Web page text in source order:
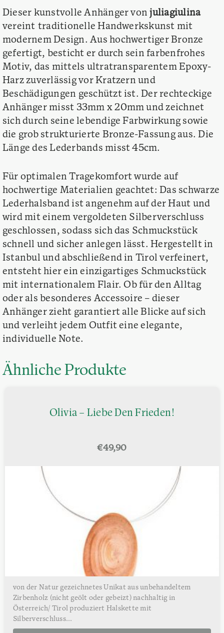
Dieser kunstvolle Anhänger vonjuliagiulina
vereint traditionelle Handwerkskunst mit
modernem Design. Aus hochwertiger Bronze
gefertigt, besticht er durch sein farbenfrohes
Motiv, das mittels ultratransparentem Epoxy-
Harz zuverlässig vor Kratzern und
Beschädigungen geschützt ist. Der rechteckige
Anhänger misst 33mm x 20mm und zeichnet
sich durch seine lebendige Farbwirkung sowie
die grob strukturierte Bronze-Fassung aus. Die
Länge des Lederbands misst 45cm.
Für optimalen Tragekomfort wurde auf
hochwertige Materialien geachtet: Das schwarze
Lederhalsband ist angenehm auf der Haut und
wird mit einem vergoldeten Silberverschluss
geschlossen, sodass sich das Schmuckstück
schnell und sicher anlegen lässt. Hergestellt in
Istanbul und abschließend in Tirol verfeinert,
entsteht hier ein einzigartiges Schmuckstück
mit internationalem Flair. Ob für den Alltag
oder als besonderes Accessoire – dieser
Anhänger zieht garantiert alle Blicke auf sich
und verleiht jedem Outfit eine elegante,
individuelle Note.
Ähnliche Produkte
Olivia – Liebe Den Frieden!
€49,90
von der Natur gezeichnetes Unikat aus unbehandeltem
Zirbenholz (nicht geölt oder gebeizt) nachhaltig in
Österreich/ Tirol produziert Halskette mit
Silberverschluss...